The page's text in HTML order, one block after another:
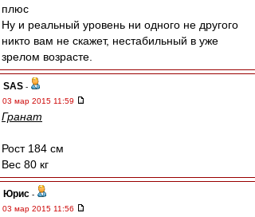
плюс
Ну и реальный уровень ни одного не другого
никто вам не скажет, нестабильный в уже
зрелом возрасте.
SAS -
03 мар 2015 11:59
Гранат
Рост 184 см
Вес 80 кг
Юрис -
03 мар 2015 11:56